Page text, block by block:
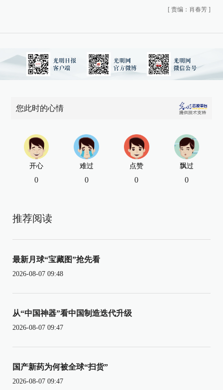
[ 责编：肖春芳 ]
您此时的心情
开心
0
难过
0
点赞
0
飘过
0
推荐阅读
最新月球“宝藏图”抢先看
2026-08-07 09:48
从“中国神器”看中国制造迭代升级
2026-08-07 09:47
国产新药为何被全球“扫货”
2026-08-07 09:47